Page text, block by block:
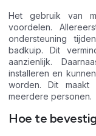
Het gebruik van
voordelen.
ondersteuning
badkuip. Dit
aanzienlijk.
installeren en
worden. Dit
meerdere personen.
Hoe te